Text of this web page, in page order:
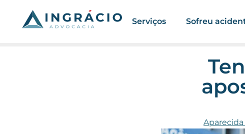
Serviços Sofreu